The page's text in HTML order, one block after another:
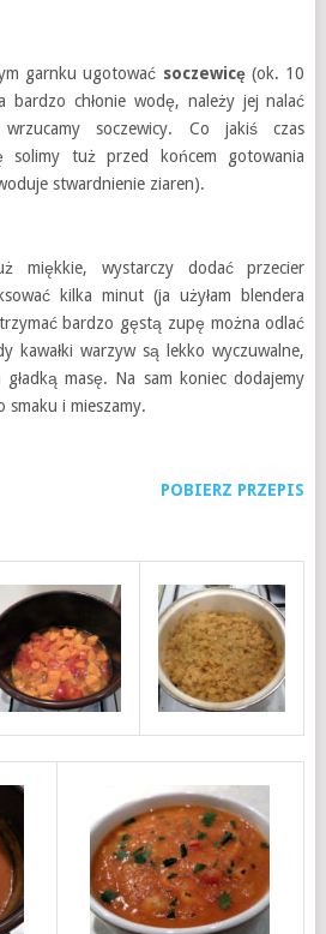
garnku ugotować soczewicę(ok. 10
bardzo chłonie wodę, należy jej nalać
soczewicy. Co jakiś czas
solimy tuż przed końcem gotowania
stwardnienie ziaren).
miękkie, wystarczy dodać przecier
kilka minut (ja użyłam blendera
bardzo gęstą zupę można odlać
kawałki warzyw są lekko wyczuwalne,
masę. Na sam koniec dodajemy
smaku i mieszamy.
POBIERZ PRZEPIS